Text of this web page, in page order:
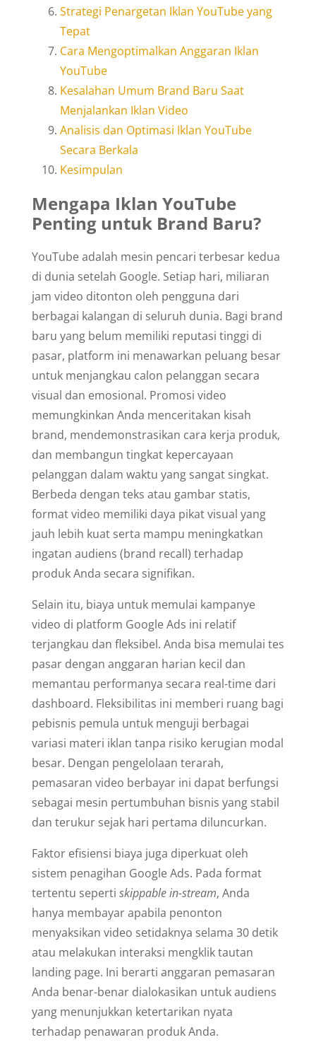
Strategi Penargetan Iklan YouTube yang
Tepat
Cara Mengoptimalkan Anggaran Iklan
YouTube
Kesalahan Umum Brand Baru Saat
Menjalankan Iklan Video
Analisis dan Optimasi Iklan YouTube
Secara Berkala
Kesimpulan
Mengapa Iklan YouTube
Penting untuk Brand Baru?
YouTube adalah mesin pencari terbesar kedua
di dunia setelah Google. Setiap hari, miliaran
jam video ditonton oleh pengguna dari
berbagai kalangan di seluruh dunia. Bagi brand
baru yang belum memiliki reputasi tinggi di
pasar, platform ini menawarkan peluang besar
untuk menjangkau calon pelanggan secara
visual dan emosional. Promosi video
memungkinkan Anda menceritakan kisah
brand, mendemonstrasikan cara kerja produk,
dan membangun tingkat kepercayaan
pelanggan dalam waktu yang sangat singkat.
Berbeda dengan teks atau gambar statis,
format video memiliki daya pikat visual yang
jauh lebih kuat serta mampu meningkatkan
ingatan audiens (brand recall) terhadap
produk Anda secara signifikan.
Selain itu, biaya untuk memulai kampanye
video di platform Google Ads ini relatif
terjangkau dan fleksibel. Anda bisa memulai tes
pasar dengan anggaran harian kecil dan
memantau performanya secara real-time dari
dashboard. Fleksibilitas ini memberi ruang bagi
pebisnis pemula untuk menguji berbagai
variasi materi iklan tanpa risiko kerugian modal
besar. Dengan pengelolaan terarah,
pemasaran video berbayar ini dapat berfungsi
sebagai mesin pertumbuhan bisnis yang stabil
dan terukur sejak hari pertama diluncurkan.
Faktor efisiensi biaya juga diperkuat oleh
sistem penagihan Google Ads. Pada format
tertentu seperti skippable in-stream, Anda
hanya membayar apabila penonton
menyaksikan video setidaknya selama 30 detik
atau melakukan interaksi mengklik tautan
landing page. Ini berarti anggaran pemasaran
Anda benar-benar dialokasikan untuk audiens
yang menunjukkan ketertarikan nyata
terhadap penawaran produk Anda.